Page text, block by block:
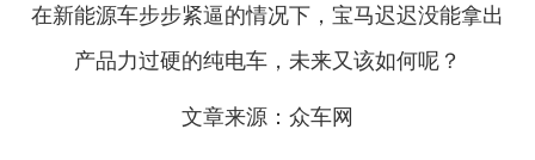
在新能源车步步紧逼的情况下，宝马迟迟没能拿出
产品力过硬的纯电车，未来又该如何呢？
文章来源：众车网